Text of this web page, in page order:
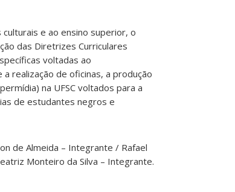
e ao ensino superior, o
das Diretrizes Curriculares
voltadas ao
realização de oficinas, a produção
na UFSC voltados para a
de estudantes negros e
de Almeida – Integrante / Rafael
Monteiro da Silva – Integrante.